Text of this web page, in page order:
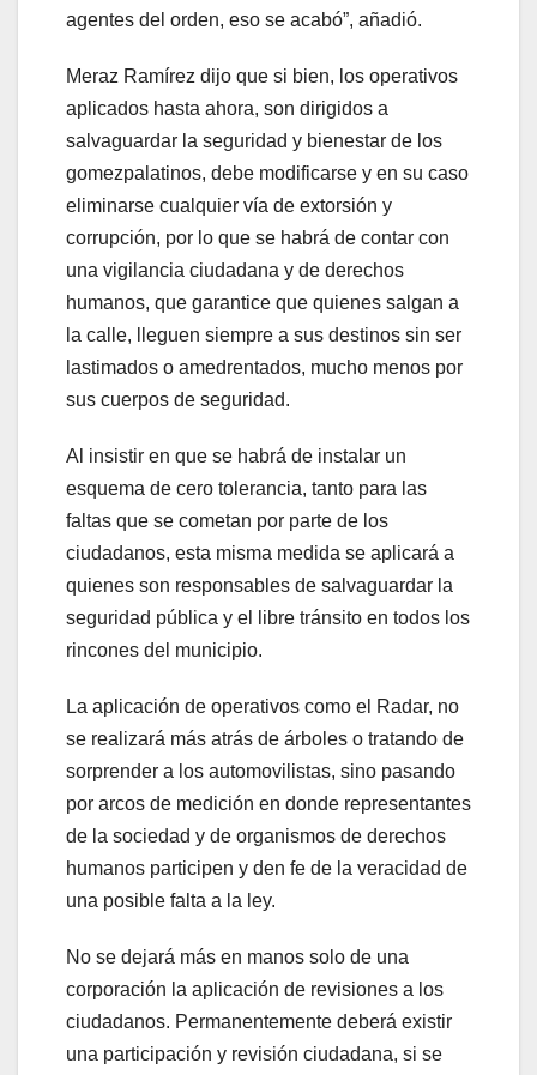
agentes del orden, eso se acabó”, añadió.
Meraz Ramírez dijo que si bien, los operativos
aplicados hasta ahora, son dirigidos a
salvaguardar la seguridad y bienestar de los
gomezpalatinos, debe modificarse y en su caso
eliminarse cualquier vía de extorsión y
corrupción, por lo que se habrá de contar con
una vigilancia ciudadana y de derechos
humanos, que garantice que quienes salgan a
la calle, lleguen siempre a sus destinos sin ser
lastimados o amedrentados, mucho menos por
sus cuerpos de seguridad.
Al insistir en que se habrá de instalar un
esquema de cero tolerancia, tanto para las
faltas que se cometan por parte de los
ciudadanos, esta misma medida se aplicará a
quienes son responsables de salvaguardar la
seguridad pública y el libre tránsito en todos los
rincones del municipio.
La aplicación de operativos como el Radar, no
se realizará más atrás de árboles o tratando de
sorprender a los automovilistas, sino pasando
por arcos de medición en donde representantes
de la sociedad y de organismos de derechos
humanos participen y den fe de la veracidad de
una posible falta a la ley.
No se dejará más en manos solo de una
corporación la aplicación de revisiones a los
ciudadanos. Permanentemente deberá existir
una participación y revisión ciudadana, si se